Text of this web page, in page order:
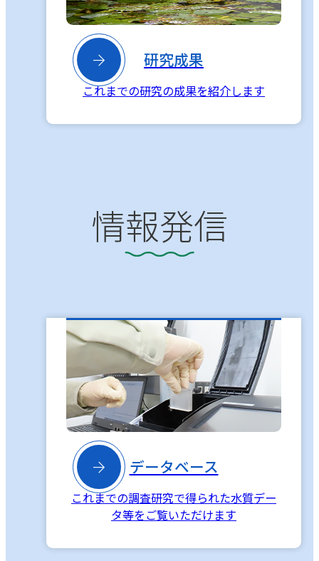
 研究成果
これまでの研究の成果を紹介します
情報発信
 データベース
これまでの調査研究で得られた水質デー
タ等をご覧いただけます